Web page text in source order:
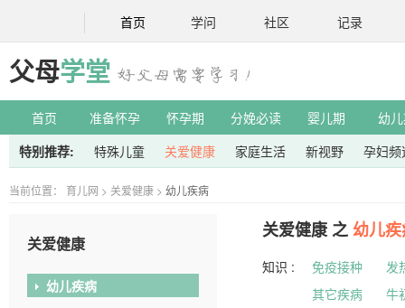
首页 学问 社区 记录
父母学堂
首页 准备怀孕 怀孕期 分娩必读 婴儿期
幼
特别推荐:
特殊儿童 关爱健康 家庭生活 新视野 孕妇频
当前位置： 育儿网 > 关爱健康 > 幼儿疾病
关爱健康
幼儿疾病
关爱健康 之 幼儿
知识 : 免疫接种
发
其它疾病
牛